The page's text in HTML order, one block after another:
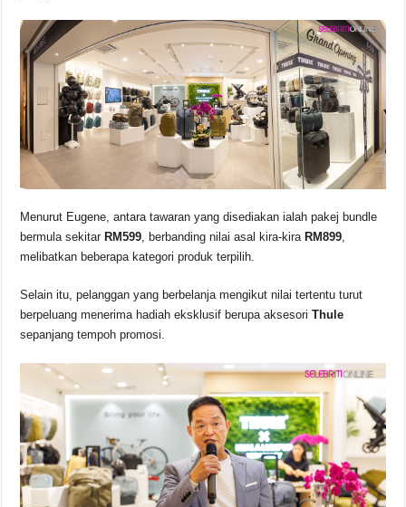
Menurut Eugene, antara tawaran yang disediakan ialah pakej bundle
bermula sekitarRM599 , berbanding nilai asal kira-kiraRM899
melibatkan beberapa kategori produk terpilih.
Selain itu, pelanggan yang berbelanja mengikut nilai tertentu turut
berpeluang menerima hadiah eksklusif berupa aksesoriThule
sepanjang tempoh promosi.